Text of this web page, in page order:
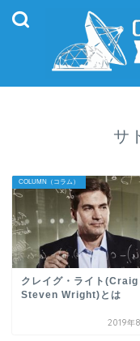
サ
COLUMN（コラム）
クレイグ・ライト(Craig
Steven Wright)とは
2019年